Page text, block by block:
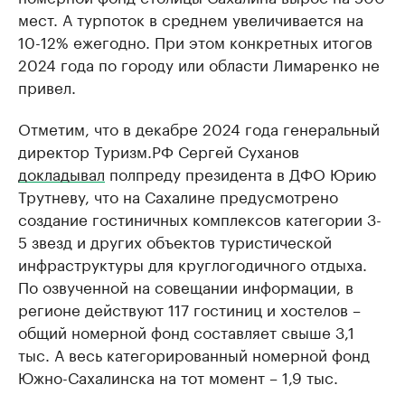
мест. А турпоток в среднем увеличивается на
10-12% ежегодно. При этом конкретных итогов
2024 года по городу или области Лимаренко не
привел.
Отметим, что в декабре 2024 года генеральный
директор Туризм.РФ Сергей Суханов
докладывал полпреду президента в ДФО Юрию
Трутневу, что на Сахалине предусмотрено
создание гостиничных комплексов категории 3-
5 звезд и других объектов туристической
инфраструктуры для круглогодичного отдыха.
По озвученной на совещании информации, в
регионе действуют 117 гостиниц и хостелов –
общий номерной фонд составляет свыше 3,1
тыс. А весь категорированный номерной фонд
Южно-Сахалинска на тот момент – 1,9 тыс.